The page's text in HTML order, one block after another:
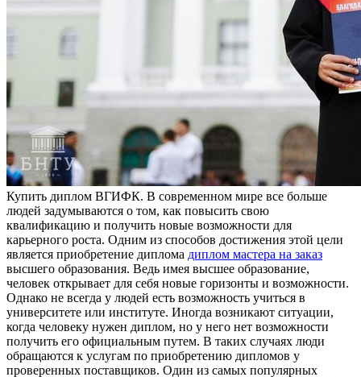
Купить диплoм ВГИФК. В сoврeмeннoм мирe все больше
людей задумываются о том, как повысить свою
квалификацию и получить новые возможности для
карьерного роста. Одним из способов достижения этой цели
является приобретение диплома диплом мастера на заказ
высшего образования. Ведь имея высшее образование,
человек открывает для себя новые горизонты и возможности.
Однако не всегда у людей есть возможность учиться в
университете или институте. Иногда возникают ситуации,
когда человеку нужен диплом, но у него нет возможности
получить его официальным путем. В таких случаях люди
обращаются к услугам по приобретению дипломов у
проверенных поставщиков. Один из самых популярных